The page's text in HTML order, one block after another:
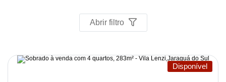
Abrir filtro
Disponível